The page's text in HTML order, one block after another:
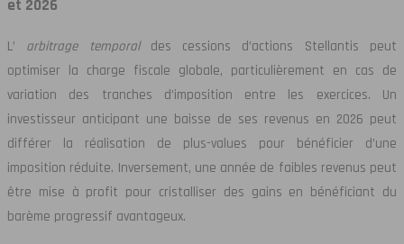
et 2026
L’ arbitrage temporal des cessions d’actions Stellantis peut
optimiser la charge fiscale globale, particulièrement en cas de
variation des tranches d’imposition entre les exercices. Un
investisseur anticipant une baisse de ses revenus en 2026 peut
différer la réalisation de plus-values pour bénéficier d’une
imposition réduite. Inversement, une année de faibles revenus peut
être mise à profit pour cristalliser des gains en bénéficiant du
barème progressif avantageux.